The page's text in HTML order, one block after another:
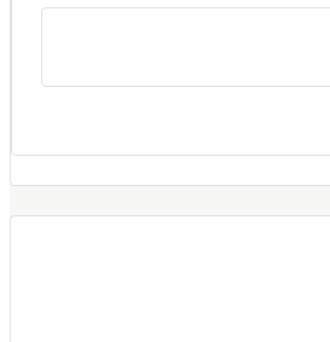
достоинства
и
недостатки